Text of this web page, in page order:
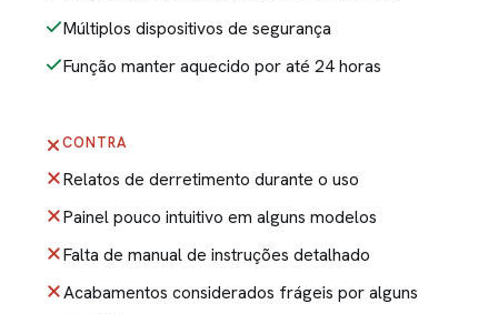
Múltiplos dispositivos de segurança
Função manter aquecido por até 24 horas
CONTRA
Relatos de derretimento durante o uso
Painel pouco intuitivo em alguns modelos
Falta de manual de instruções detalhado
Acabamentos considerados frágeis por alguns